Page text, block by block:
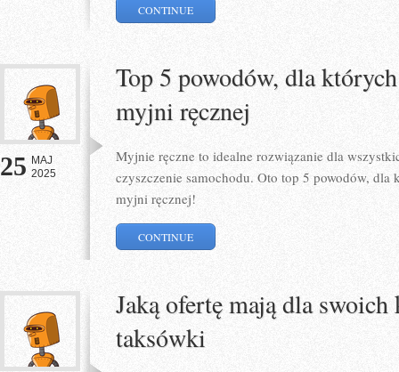
CONTINUE
25 MAJ
2025
Top 5 powodów, dla
myjni ręcznej
Myjnie ręczne to idealne rozwiązanie dla
czyszczenie samochodu. Oto top 5 powodów, dla
myjni ręcznej!
CONTINUE
Jaką ofertę mają dla
taksówki